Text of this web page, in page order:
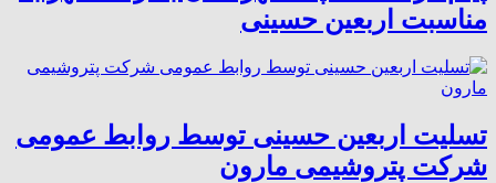
مناسبت اربعین حسینی
تسلیت اربعین حسینی توسط روابط عمومی
شرکت پتروشیمی مارون